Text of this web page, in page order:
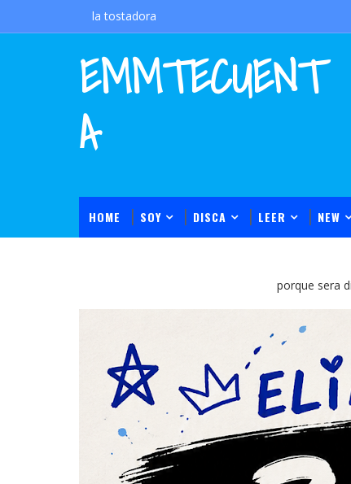
la tostadora
EMMTECUENT
A
HOME SOY DISCA LEER NEW
porque sera